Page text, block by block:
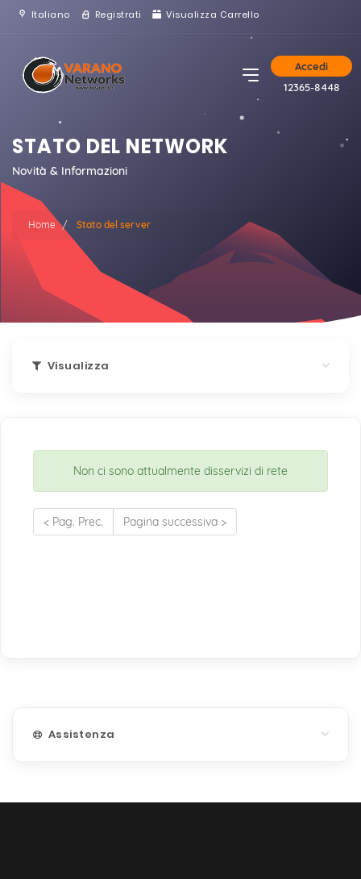
Italiano Registrati Visualizza Carrello
Accedi
12365-8448
STATO DEL NETWORK
Novità & Informazioni
Home Stato del server
Visualizza
Non ci sono attualmente disservizi di rete
< Pag. Prec. Pagina successiva >
Assistenza